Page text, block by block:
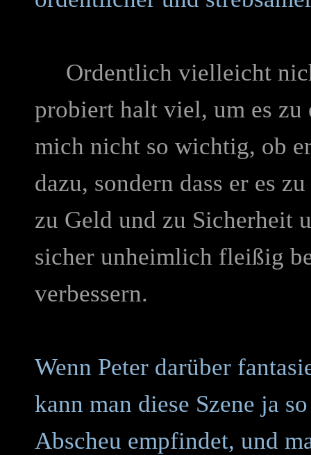
Ordentlich vielleicht
probiert halt viel, um es
mich nicht so wichtig, ob
dazu, sondern dass er es
zu Geld und zu Sicherheit
sicher unheimlich fleißig
verbessern.
Wenn Peter darüber
kann man diese Szene ja
Abscheu empfindet, und